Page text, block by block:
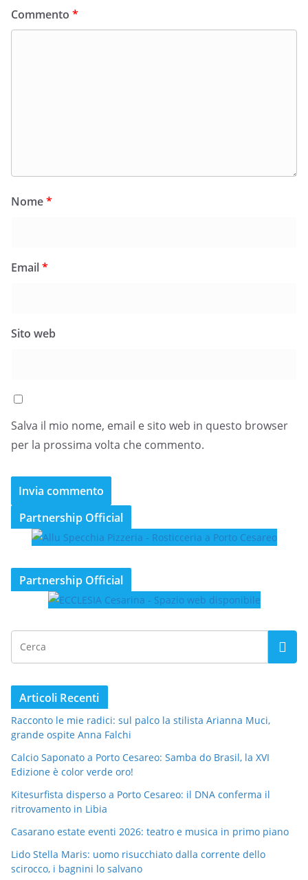
Commento *
Nome*
Email*
Sito web
Salva il mio nome, email e sito web in questo browser
per la prossima volta che commento.
Partnership Official
Partnership Official
Articoli Recenti
Racconto le mie radici: sul palco la stilista Arianna Muci,
grande ospite Anna Falchi
Calcio Saponato a Porto Cesareo: Samba do Brasil, la XVI
Edizione è color verde oro!
Kitesurfista disperso a Porto Cesareo: il DNA conferma il
ritrovamento in Libia
Casarano estate eventi 2026: teatro e musica in primo piano
Lido Stella Maris: uomo risucchiato dalla corrente dello
scirocco, i bagnini lo salvano